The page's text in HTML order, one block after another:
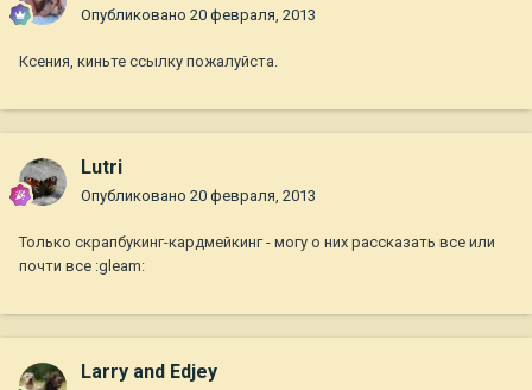
Опубликовано 20 февраля, 2013
Ксения, киньте ссылку пожалуйста.
Lutri
Опубликовано 20 февраля, 2013
Только скрапбукинг-кардмейкинг - могу о них рассказать все или
почти все :gleam:
Larry and Edjey